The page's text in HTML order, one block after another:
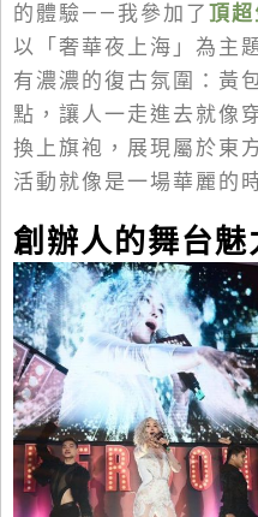
的體驗——我參加了 頂超
以「奢華夜上海」為主
有濃濃的復古氛圍：黃
點，讓人一走進去就像
換上旗袍，展現屬於東
活動就像是一場華麗的
創辦人的舞台